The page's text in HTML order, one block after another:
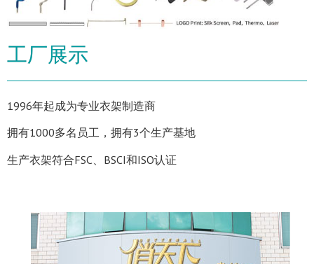
工厂展示
1996年起成为专业衣架制造商
拥有1000多名员工，拥有3个生产基地
生产衣架符合FSC、BSCI和ISO认证